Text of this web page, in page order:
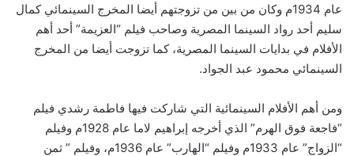
عام 1934م وكان من بين من تزوجتهم أيضا المخرج السينمائي كمال
سليم أحد رواد السينما المصرية وصاحب فيلم “العزيمة” أحد أهم
الأفلام في بدايات السينما المصرية، كما تزوجت أيضا من المخرج
السينمائي محمود عبد الجواد.
ومن أهم الأفلام السينمائية التي شاركت فيها فاطمة رشدي فيلم
“فاجعة فوق الهرم” الذي أخرجه إبراهيم لاما عام 1928م وفيلم
“الزواج” عام 1933م وفيلم “الهارب” عام 1936م، وفيلم ” ثمن